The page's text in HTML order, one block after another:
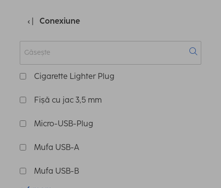
Conexiune
Cigarette Lighter Plug
Fișă cu jac 3,5 mm
Micro-USB-Plug
Mufa USB-A
Mufa USB-B